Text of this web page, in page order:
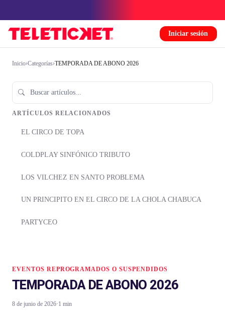
Iniciar sesión
Inicio›Categorías›TEMPORADA DE ABONO 2026
ARTÍCULOS RELACIONADOS
EL CIRCO DE TOPA
COLDPLAY SINFÓNICO TRIBUTO
LOS VILCHEZ EN SANTO PROBLEMA
UN PRINCIPITO EN EL CIRCO DE LA CHOLA CHABUCA
PARTYCEO
EVENTOS REPROGRAMADOS O SUSPENDIDOS
TEMPORADA DE ABONO 2026
8 de junio de 2026·1 min